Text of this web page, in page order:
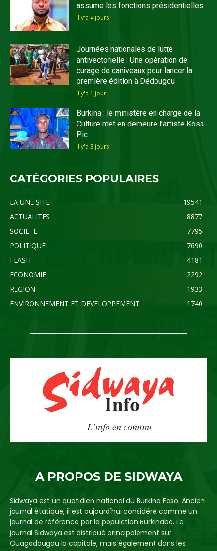
assume les fonctions présidentielles
il y'a 4 jours
Journées nationales de lutte
antivectorielle : Une opération de
curage de caniveaux pour lancer la
première édition à Dédougou
il y'a 1 jour
Burkina : le ministère en charge de la
Culture met en demeure l’artiste Kosa
Pic
il y'a 3 jours
CATÉGORIES POPULAIRES
LA UNE SITE
19541
ACTUALITES
8877
SOCIETE
7795
POLITIQUE
7690
FLASH
4181
ECONOMIE
2292
REGION
1933
ENVIRONNEMENT ET DEVELOPPEMENT
1740
A PROPOS DE SIDWAYA
Sidwaya est un quotidien national du Burkina Faso. Ancien
journal étatique, il est aujourd'hui considéré comme un
journal de référence par la population Burkinabè. Le
journal Sidwaya est distribué principalement sur
Ouagadougou la capitale, mais également dans les